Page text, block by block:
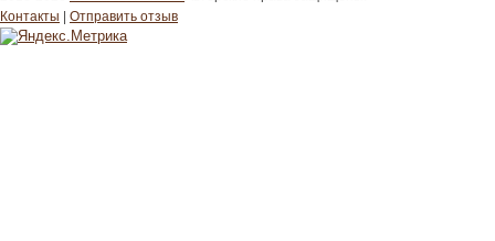
Контакты
Отправить отзыв